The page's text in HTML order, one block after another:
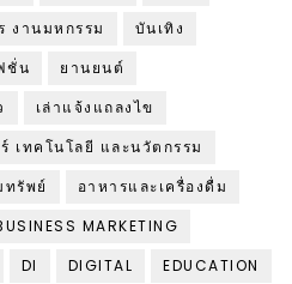
งานมหกรรม
บันเทิง
ชั่น
ยานยนต์
เล่าแจ้งแถลงไข
เทคโนโลยี และนวัตกรรม
ทรัพย์
อาหารและเครื่องดื่ม
MARKETING
DI DIGITAL
EDUCATION